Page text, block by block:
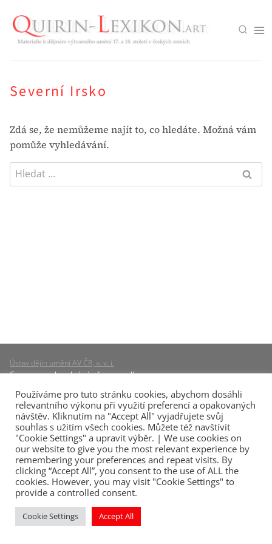
obsah
Severní Irsko
Zdá se, že nemůžeme najít to, co hledáte. Možná vám
pomůže vyhledávání.
Vyhledávání
Ústav dějin umění AV ČR, v. v. i.
Centrum pro barokní nástěnnou malbu
e-mail:quirin-lexikon@udu.cas.cz
přístup pro správu a redakci: login
zásady ochrany osobních údajů (CZ)
privacy policy (EN)
hosting a technická podpora:SUNDOWN.cz
© 2026, quirin-lexikon.art | QL.A
© 2026,Ústav dějin umění AV ČR, v. v. i.
© 2026, autorky a autoři textů a fotografií
šablona WordPressKadence WP
Používáme pro tuto stránku cookies, abychom dosáhli
relevantního výkonu při využití preferencí a opakovaných
návštěv. Kliknutím na "Accept All" vyjadřujete svůj
souhlas s užitím všech cookies. Můžete též navštívit
"Cookie Settings" a upravit výběr. | We use cookies on
our website to give you the most relevant experience by
remembering your preferences and repeat visits. By
clicking “Accept All”, you consent to the use of ALL the
cookies. However, you may visit "Cookie Settings" to
provide a controlled consent.
Cookie Settings Accept All